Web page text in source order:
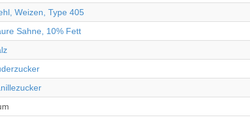
Weizen, Type 405
Sahne, 10% Fett